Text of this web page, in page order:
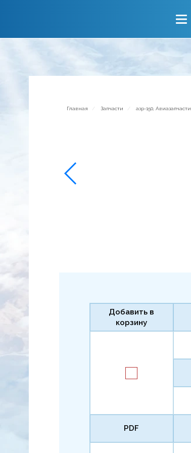
О компании
Новости
Обратная связь
Главная Запчасти азр-150, Авиазапчасти
Добавить в
корзину
PDF